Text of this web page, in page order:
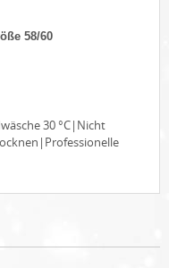
58/60
30 °C|Nicht